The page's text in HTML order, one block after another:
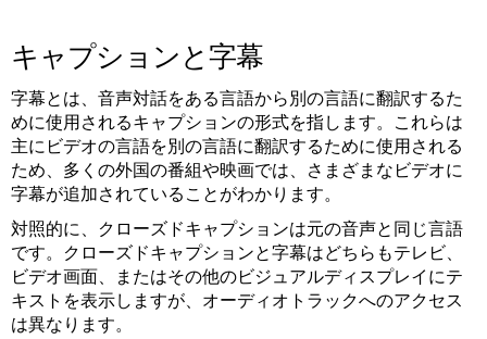
キャプションと字幕
字幕とは、音声対話をある言語から別の言語に翻訳するた
めに使用されるキャプションの形式を指します。これらは
主にビデオの言語を別の言語に翻訳するために使用される
ため、多くの外国の番組や映画では、さまざまなビデオに
字幕が追加されていることがわかります。
対照的に、クローズドキャプションは元の音声と同じ言語
です。クローズドキャプションと字幕はどちらもテレビ、
ビデオ画面、またはその他のビジュアルディスプレイにテ
キストを表示しますが、オーディオトラックへのアクセス
は異なります。